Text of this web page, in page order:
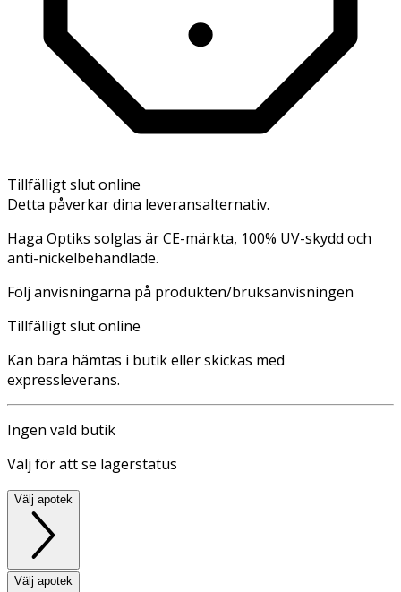
Tillfälligt slut online
Detta påverkar dina leveransalternativ.
Haga Optiks solglas är CE-märkta, 100% UV-skydd och
anti-nickelbehandlade.
Följ anvisningarna på produkten/bruksanvisningen
Tillfälligt slut online
Kan bara hämtas i butik eller skickas med
expressleverans.
Ingen vald butik
Välj för att se lagerstatus
Välj apotek
Välj apotek